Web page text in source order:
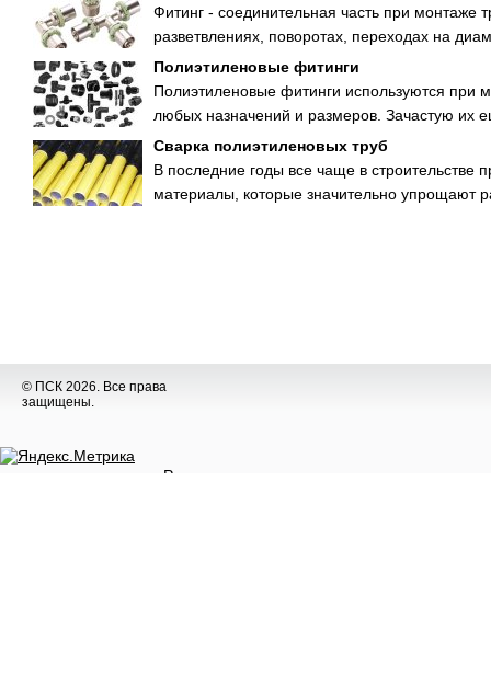
Фитинг - соединительная часть при монтаже
разветвлениях, поворотах, переходах на
Полиэтиленовые фитинги
Полиэтиленовые фитинги используются при
любых назначений и размеров. Зачастую их
Сварка полиэтиленовых труб
В последние годы все чаще в строительстве
материалы, которые значительно упрощают
© ПСК 2026. Все права
защищены.
Разное